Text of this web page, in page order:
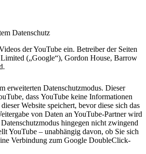
Datenschutz
der YouTube ein. Betreiber der Seiten
(„Google“), Gordon House, Barrow
erweiterten Datenschutzmodus. Dieser
dass YouTube keine Informationen
Website speichert, bevor diese sich das
von Daten an YouTube-Partner wird
hingegen nicht zwingend
YouTube – unabhängig davon, ob Sie sich
Verbindung zum Google DoubleClick-